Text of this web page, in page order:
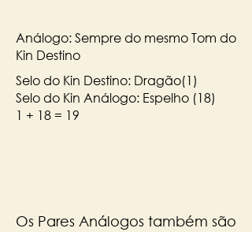
Análogo: Sempre do mesmo Tom do
Kin Destino
Selo do Kin Destino: Dragão(1)
Selo do Kin Análogo: Espelho (18)
1 + 18 = 19
Os Pares Análogos também são